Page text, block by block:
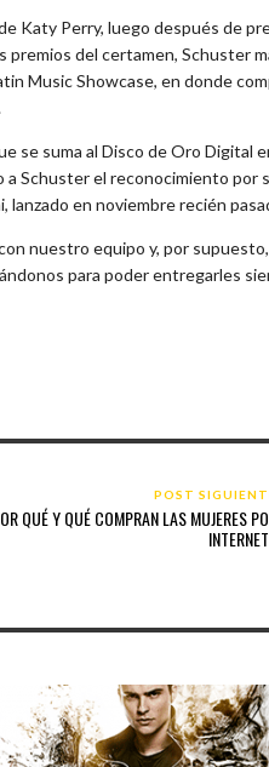
Katy Perry, luego después de
premios del certamen, Schuster
Music Showcase, en donde
se suma al Disco de Oro Digital
Schuster el reconocimiento por
lanzado en noviembre recién
nuestro equipo y, por
para poder entregarles
POST
QUÉ Y QUÉ COMPRAN LAS MUJERES